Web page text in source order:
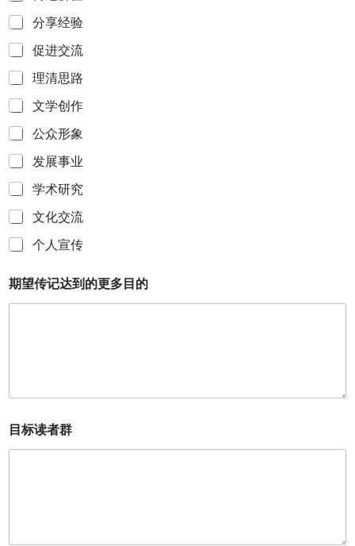
分享经验
促进交流
理清思路
文学创作
公众形象
发展事业
学术研究
文化交流
个人宣传
期望传记达到的更多目的
目标读者群